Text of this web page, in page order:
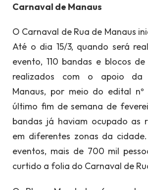
Carnaval de Manaus
O Carnaval de Rua de Manaus
Até o dia 15/3, quando será
evento, 110 bandas e blocos
realizados com o apoio da
Manaus, por meio do edital nº
último fim de semana de
bandas já haviam ocupado as
em diferentes zonas da
eventos, mais de 700 mil
curtido a folia do Carnaval de